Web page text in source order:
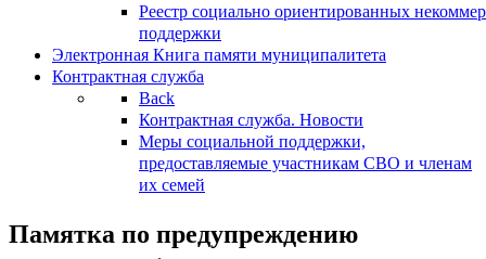
Реестр социально ориентированных
поддержки
Электронная Книга памяти муниципалитета
Контрактная служба
Back
Контрактная служба. Новости
Меры социальной поддержки,
предоставляемые участникам СВО и членам
их семей
Памятка по предупреждению